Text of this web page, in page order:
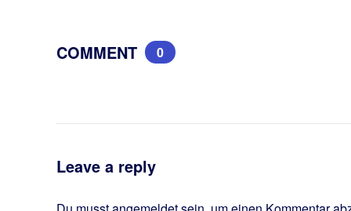
COMMENT 0
Leave a reply